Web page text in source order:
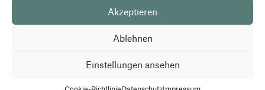
Akzeptieren
Ablehnen
Einstellungen ansehen
Datenschutz Impressum
Copyright ©2026Aromea Airdesign GmbH